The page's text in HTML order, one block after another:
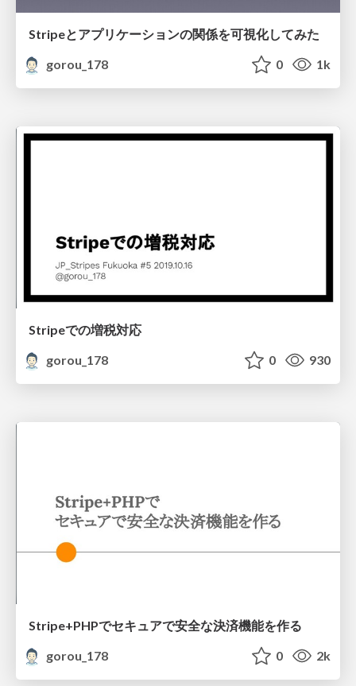
Stripeとアプリケーションの関係を可視化してみた
gorou_178
0 1k
Stripeでの増税対応
gorou_178
0 930
Stripe+PHPでセキュアで安全な決済機能を作る
gorou_178
0 2k